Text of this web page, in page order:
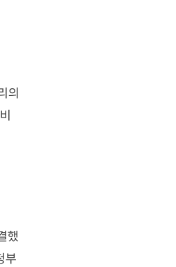
의
했
부